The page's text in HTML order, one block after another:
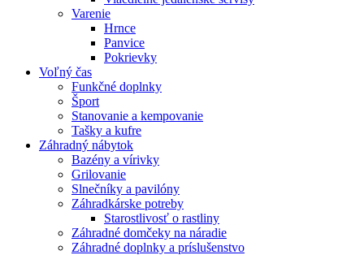
Varenie
Hrnce
Panvice
Pokrievky
Voľný čas
Funkčné doplnky
Šport
Stanovanie a kempovanie
Tašky a kufre
Záhradný nábytok
Bazény a vírivky
Grilovanie
Slnečníky a pavilóny
Záhradkárske potreby
Starostlivosť o rastliny
Záhradné domčeky na náradie
Záhradné doplnky a príslušenstvo